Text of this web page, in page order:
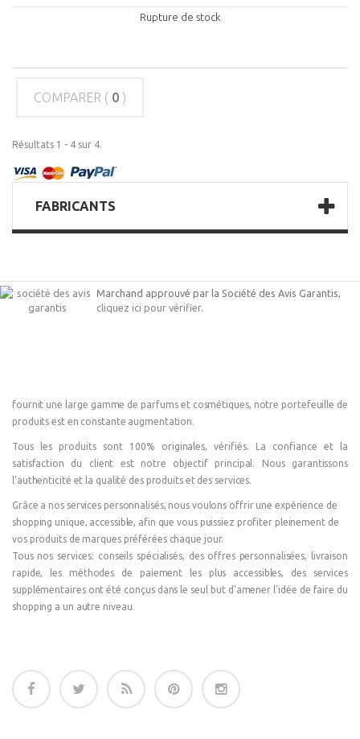
Rupture de stock
COMPARER ( 0 )
Résultats 1 - 4 sur 4.
FABRICANTS
Marchand approuvé par la Société des Avis Garantis,
cliquez ici pour vérifier.
fournit une large gamme de parfums et cosmétiques, notre portefeuille de
produits est en constante augmentation.
Tous les produits sont 100% originales, vérifiés. La confiance et la
satisfaction du client est notre objectif principal. Nous garantissons
l'authenticité et la qualité des produits et des services.
Grâce a nos services personnalisés, nous voulons offrir une expérience de
shopping unique, accessible, afin que vous puissiez profiter pleinement de
vos produits de marques préférées chaque jour.
Tous nos services: conseils spécialisés, des offres personnalisées, livraison
rapide, les méthodes de paiement les plus accessibles, des services
supplémentaires ont été conçus dans le seul but d'amener l'idée de faire du
shopping a un autre niveau.